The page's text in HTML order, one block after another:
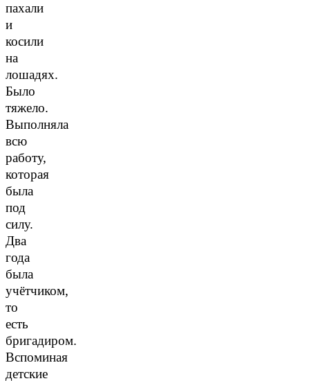
пахали
и
косили
на
лошадях.
Было
тяжело.
Выполняла
всю
работу,
которая
была
под
силу.
Два
года
была
учётчиком,
то
есть
бригадиром.
Вспоминая
детские